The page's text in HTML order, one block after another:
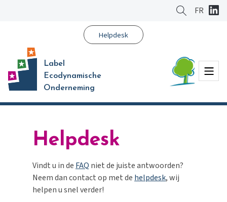
FR
Helpdesk
Label
Ecodynamische
Onderneming
Menu
Helpdesk
Vindt u in de FAQ niet de juiste antwoorden?
Neem dan contact op met de helpdesk, wij
helpen u snel verder!